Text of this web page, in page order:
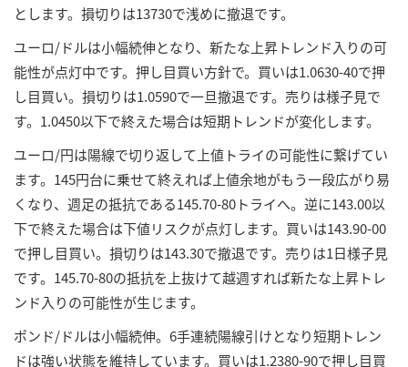
とします。損切りは13730で浅めに撤退です。
ユーロ/ドルは小幅続伸となり、新たな上昇トレンド入りの可
能性が点灯中です。押し目買い方針で。買いは1.0630-40で押
し目買い。損切りは1.0590で一旦撤退です。売りは様子見で
す。1.0450以下で終えた場合は短期トレンドが変化します。
ユーロ/円は陽線で切り返して上値トライの可能性に繋げてい
ます。145円台に乗せて終えれば上値余地がもう一段広がり易
くなり、週足の抵抗である145.70-80トライへ。逆に143.00以
下で終えた場合は下値リスクが点灯します。買いは143.90-00
で押し目買い。損切りは143.30で撤退です。売りは1日様子見
です。145.70-80の抵抗を上抜けて越週すれば新たな上昇トレ
ンド入りの可能性が生じます。
ポンド/ドルは小幅続伸。6手連続陽線引けとなり短期トレン
ドは強い状態を維持しています。買いは1.2380-90で押し目買